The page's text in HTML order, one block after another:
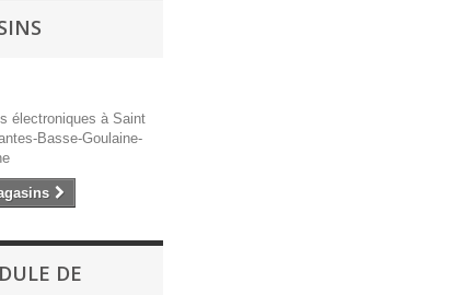
électroniques à Saint
Basse-Goulaine-
DE